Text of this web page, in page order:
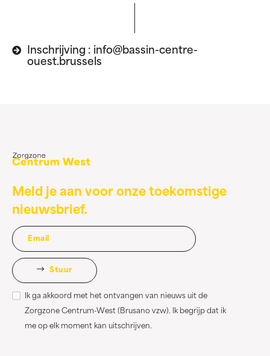
Inschrijving : info@bassin-centre-
ouest.brussels
Meld je aan voor onze toekomstige
nieuwsbrief.
Stuur
Ik ga akkoord met het ontvangen van nieuws uit de
Zorgzone Centrum-West (Brusano vzw). Ik begrijp dat ik
me op elk moment kan uitschrijven.